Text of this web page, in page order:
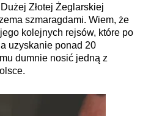
Złotej Żeglarskiej
szmaragdami. Wiem, że
kolejnych rejsów, które po
uzyskanie ponad 20
dumnie nosić jedną z